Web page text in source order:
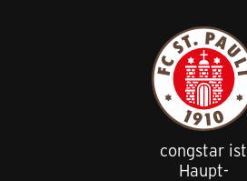
congstar ist
Haupt-